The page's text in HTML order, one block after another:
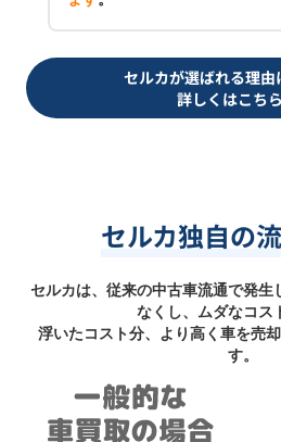
セルカが選ばれる理由
詳しくはこちら
セルカ独自の
セルカは、従来の中古車流通で発生
なくし、ムダなコス
浮いたコスト分、より高く車を売
す。